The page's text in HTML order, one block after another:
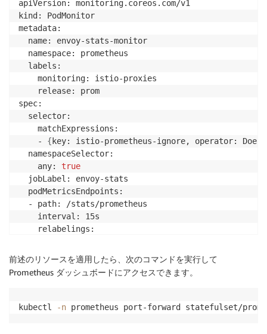
apiVersion: monitoring.coreos.com/v1
kind: PodMonitor
metadata:
  name: envoy-stats-monitor
  namespace: prometheus
  labels:
    monitoring: istio-proxies
    release: prom
spec:
  selector:
    matchExpressions:
    -
{ key: istio-prometheus-ignore, operator:
  namespaceSelector:
    any:
true
  jobLabel: envoy-stats
  podMetricsEndpoints:
  - path: /stats/prometheus
    interval: 15s
    relabelings:
      sourceLabels:
      regex:
"istio-proxy"
    - action: keep
前述のリソースを適用したら、次のコマンドを実行して
Prometheus ダッシュボードにアクセスできます。
kubectl -n prometheus port-forward statefulset/